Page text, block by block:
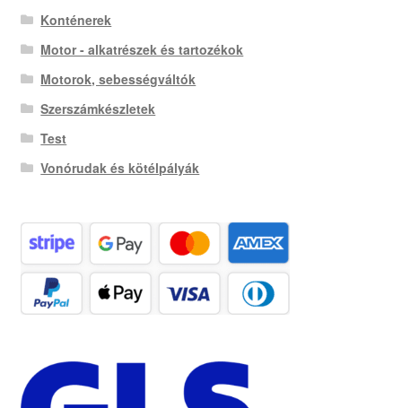
Konténerek
Motor - alkatrészek és tartozékok
Motorok, sebességváltók
Szerszámkészletek
Test
Vonórudak és kötélpályák